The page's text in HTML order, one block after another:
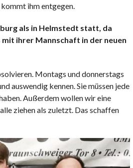
ihm entgegen.
als in Helmstedt statt, da
mit ihrer Mannschaft in der neuen
Montags und donnerstags
auswendig kennen. Sie müssen jede
Außerdem wollen wir eine
ziehen als zuletzt. Das schaffen